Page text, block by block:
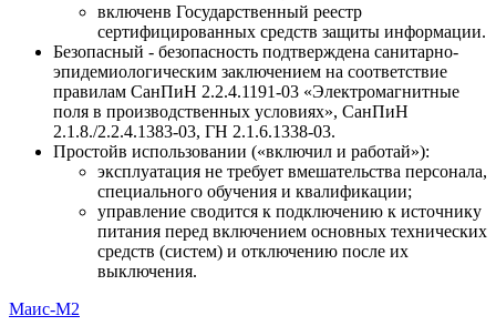
включенв Государственный реестр
сертифицированных средств защиты информации.
Безопасный - безопасность подтверждена санитарно-
эпидемиологическим заключением на соответствие
правилам СанПиН 2.2.4.1191-03 «Электромагнитные
поля в производственных условиях», СанПиН
2.1.8./2.2.4.1383-03, ГН 2.1.6.1338-03.
Простойв использовании («включил и работай»):
эксплуатация не требует вмешательства персонала,
специального обучения и квалификации;
управление сводится к подключению к источнику
питания перед включением основных технических
средств (систем) и отключению после их
выключения.
Маис-М2